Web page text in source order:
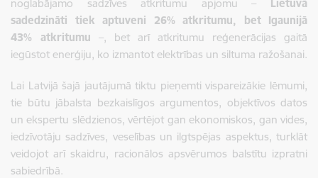
noglabājamo sadzīves atkritumu apjomu – Lietuvā
sadedzināti tiek aptuveni 26% atkritumu, bet Igaunijā
43% atkritumu –,
bet arī atkritumu reģenerācijas gaitā
iegūstot enerģiju, ko izmantot elektrības un siltuma ražošanai.
Lai Latvijā šajā jautājumā tiktu pieņemti vispareizākie lēmumi,
tie būtu jābalsta bezkaislīgos argumentos, objektīvos datos
un ekspertu slēdzienos, vērtējot gan ekonomiskos, gan vides,
iedzīvotāju sadzīves, veselības un ilgtspējas aspektus, turklāt
veidojot arī skaidru, racionālos apsvērumos balstītu izpratni
sabiedrībā.